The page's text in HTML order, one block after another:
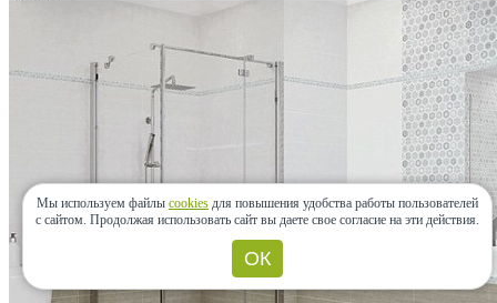
Мы используем файлы cookies для повышения удобства работы пользователей
с сайтом. Продолжая использовать сайт вы даете свое согласие на эти действия.
ОК